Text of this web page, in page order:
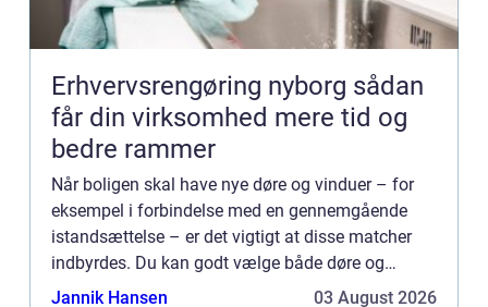
Erhvervsrengøring nyborg sådan
får din virksomhed mere tid og
bedre rammer
Når boligen skal have nye døre og vinduer – for
eksempel i forbindelse med en gennemgående
istandsættelse – er det vigtigt at disse matcher
indbyrdes. Du kan godt vælge både døre og
vinduer i forskellige modeller. De bør dog holde
Jannik Hansen 03 August 2026